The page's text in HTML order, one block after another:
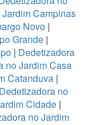
Campinas
Novo |
Grande|
| Dedetizadora
no Jardim Casa
Catanduva|
Dedetizadora no
Cidade |
no Jardim